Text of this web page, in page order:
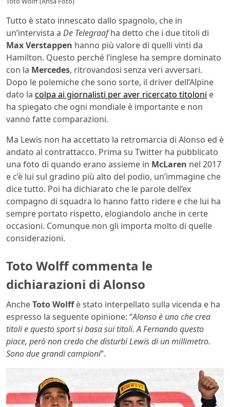
Tutto è stato innescato dallo spagnolo, che in
un’intervista a De Telegraafha detto che i due titoli di
Max Verstappen hanno più valore di quelli vinti da
Hamilton. Questo perché l’inglese ha sempre dominato
con la Mercedes, ritrovandosi senza veri avversari.
Dopo le polemiche che sono sorte, il driver dell’Alpine
dato la colpa ai giornalisti per aver ricercato titoloni e
ha spiegato che ogni mondiale è importante e non
vanno fatte comparazioni.
Ma Lewis non ha accettato la retromarcia di Alonso ed è
andato al contrattacco. Prima su Twitter ha pubblicato
una foto di quando erano assieme in McLaren nel 2017
e c’è lui sul gradino più alto del podio, un’immagine che
dice tutto. Poi ha dichiarato che le parole dell’ex
compagno di squadra lo hanno fatto ridere e che lui ha
sempre portato rispetto, elogiandolo anche in certe
occasioni. Comunque non gli importa molto di quelle
considerazioni.
Toto Wolff commenta le
dichiarazioni di Alonso
AncheToto Wolffè stato interpellato sulla vicenda e ha
espresso la seguente opinione: “Alonso è uno che crea
titoli e questo sport si basa sui titoli. A Fernando questo
piace, però non credo che disturbi Lewis di un millimetro.
Sono due grandi campioni”.